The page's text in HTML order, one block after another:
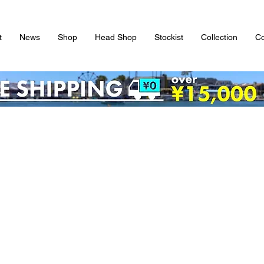
News Shop Head Shop Stockist Collection